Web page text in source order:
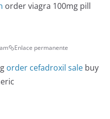
order viagra 100mg pill
Enlace permanente
order cefadroxil sale buy